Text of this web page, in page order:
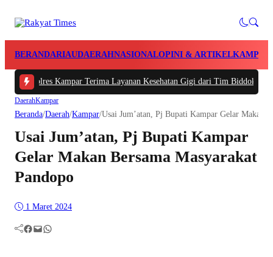
BERANDARIAUDAERAHNASIONALOPINI & ARTIKELKAMPAR
Polres Kampar Terima Layanan Kesehatan Gigi dari Tim Biddokkes Polda
DaerahKampar
Beranda/Daerah/Kampar/Usai Jum’atan, Pj Bupati Kampar Gelar Makan
Usai Jum’atan, Pj Bupati Kampar
Gelar Makan Bersama Masyarakat
Pandopo
1 Maret 2024
Facebook Mail WhatsApp